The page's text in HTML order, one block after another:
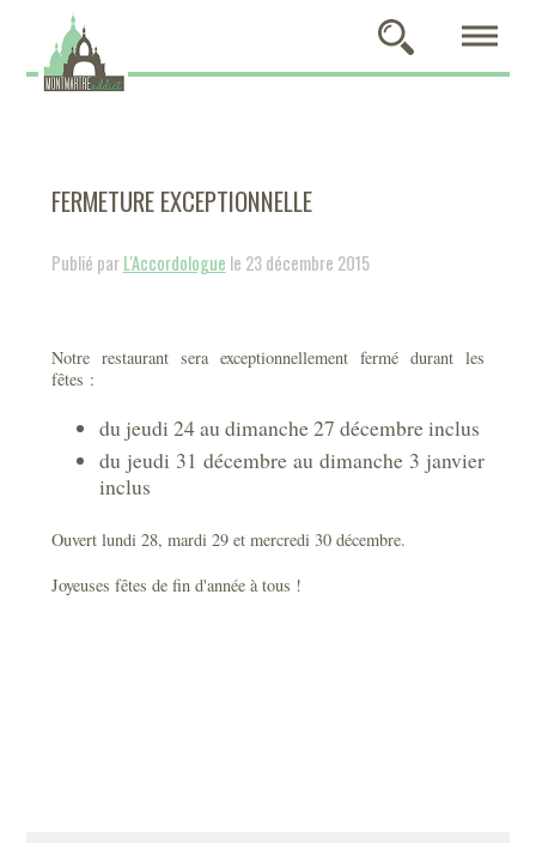
FERMETURE EXCEPTIONNELLE
Publié parL'Accordologue le 23 décembre 2015
Notre restaurant sera exceptionnellement fermé durant les
fêtes :
du jeudi 24 au dimanche 27 décembre inclus
du jeudi 31 décembre au dimanche 3 janvier
inclus
Ouvert lundi 28, mardi 29 et mercredi 30 décembre.
Joyeuses fêtes de fin d'année à tous !